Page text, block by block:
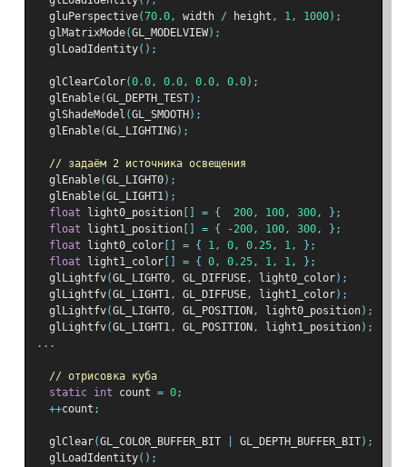
  gluPerspective
(70.0, width / height , 1, 1000);
  glMatrixMode
(GL_MODELVIEW);
  glLoadIdentity
();
  glClearColor
(0.0, 0.0, 0.0, 0.0);
  glEnable
(GL_DEPTH_TEST);
  glShadeModel
(GL_SMOOTH );
  glEnable
(GL_LIGHTING);
// задаём 2 источника освещения
  glEnable
(GL_LIGHT0);
  glEnable
(GL_LIGHT1);
float light0_position = { 200, 100, 300,
};
float light1_position = { -200, 100, 300,
};
float light0_color = { 1, 0, 0.25, 1,
};
float light1_color = { 0, 0.25, 1, 1,
};
  glLightfv
(GL_LIGHT0, GL_DIFFUSE, light0_color);
  glLightfv
(GL_LIGHT1, GL_DIFFUSE, light1_color);
  glLightfv
(GL_LIGHT0, GL_POSITION , light0_position);
  glLightfv
(GL_LIGHT1, GL_POSITION , light1_position);
...
// отрисовка куба
static int count = 0;
++count ;
  glClear
(GL_COLOR_BUFFER_BIT GL_DEPTH_BUFFER_BIT);
  glLoadIdentity
();